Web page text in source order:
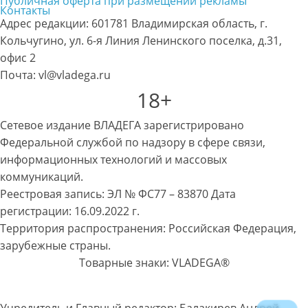
Контакты
Адрес редакции: 601781 Владимирская область, г.
Кольчугино, ул. 6-я Линия Ленинского поселка, д.31,
офис 2
Почта: vl@vladega.ru
18+
Сетевое издание ВЛАДЕГА зарегистрировано
Федеральной службой по надзору в сфере связи,
информационных технологий и массовых
коммуникаций.
Реестровая запись: ЭЛ № ФС77 – 83870 Дата
регистрации: 16.09.2022 г.
Территория распространения: Российская Федерация,
зарубежные страны.
Товарные знаки: VLADEGA®